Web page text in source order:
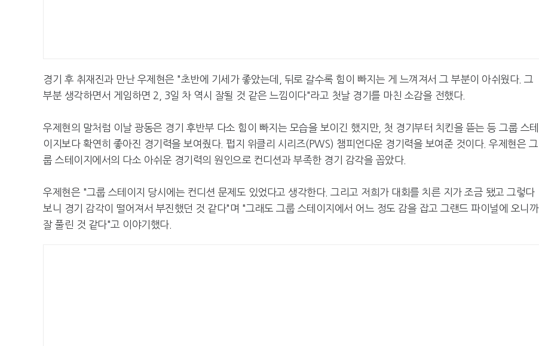
경기 후 취재진과 만난 우제현은 "초반에 기세가 좋았는데, 뒤로 갈수록 힘이 빠지는 게 느껴져서 그 부분이 아쉬웠다. 그
부분 생각하면서 게임하면 2, 3일 차 역시 잘될 것 같은 느낌이다"라고 첫날 경기를 마친 소감을 전했다.
우제현의 말처럼 이날 광동은 경기 후반부 다소 힘이 빠지는 모습을 보이긴 했지만, 첫 경기부터 치킨을 뜯는 등 그룹 스테
이지보다 확연히 좋아진 경기력을 보여줬다. 펍지 위클리 시리즈(PWS) 챔피언다운 경기력을 보여준 것이다. 우제현은 그
룹 스테이지에서의 다소 아쉬운 경기력의 원인으로 컨디션과 부족한 경기 감각을 꼽았다.
우제현은 "그룹 스테이지 당시에는 컨디션 문제도 있었다고 생각한다. 그리고 저희가 대회를 치른 지가 조금 됐고 그렇다
보니 경기 감각이 떨어져서 부진했던 것 같다"며 "그래도 그룹 스테이지에서 어느 정도 감을 잡고 그랜드 파이널에 오니까
잘 풀린 것 같다"고 이야기했다.